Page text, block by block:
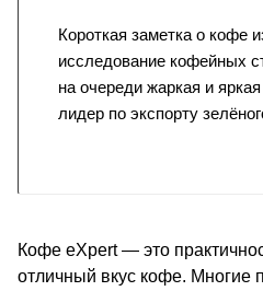
Короткая заметка о кофе
исследование кофейных
на очереди жаркая и
лидер по экспорту
Кофе eXpert — это
отличный вкус кофе. Многие